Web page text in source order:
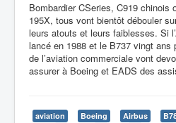
Bombardier CSeries, C919 chinois
195X, tous vont bientôt débouler
leurs atouts et leurs faiblesses. Si
lancé en 1988 et le B737 vingt
de l’aviation commerciale vont
assurer à Boeing et EADS des
aviation Boeing Airbus